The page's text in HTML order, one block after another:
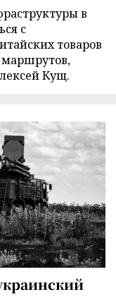
в
с
товаров
маршрутов,
Кущ.